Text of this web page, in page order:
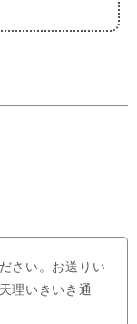
さい。お送りい
理いきいき通